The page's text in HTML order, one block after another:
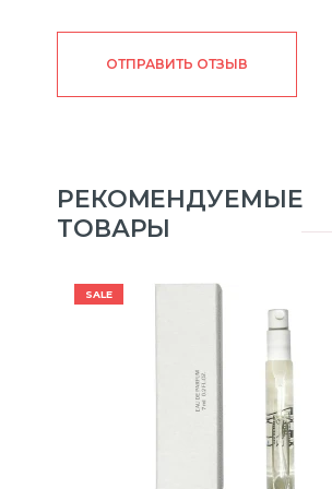
ОТПРАВИТЬ ОТЗЫВ
РЕКОМЕНДУЕМЫЕ
ТОВАРЫ
SALE